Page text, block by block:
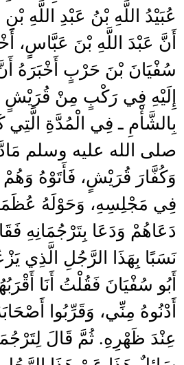
عُبَيْدُ اللَّهِ بْنُ عَبْدِ اللَّهِ
أَنَّ عَبْدَ اللَّهِ بْنَ عَبَّاسٍ،
سُفْيَانَ بْنَ حَرْبٍ أَخْبَرَهُ
إِلَيْهِ فِي رَكْبٍ مِنْ قُرَيْشٍ ـ
بِالشَّأْمِ ـ فِي الْمُدَّةِ
صلى الله عليه وسلم مَادَّ
وَكُفَّارَ قُرَيْشٍ، فَأَتَوْهُ وَهُمْ
فِي مَجْلِسِهِ، وَحَوْلَهُ
دَعَاهُمْ وَدَعَا بِتَرْجُمَانِهِ
نَسَبًا بِهَذَا الرَّجُلِ الَّذِي
أَبُو سُفْيَانَ فَقُلْتُ أَنَا
أَدْنُوهُ مِنِّي، وَقَرِّبُوا
عِنْدَ ظَهْرِهِ‏.‏ ثُمَّ قَالَ